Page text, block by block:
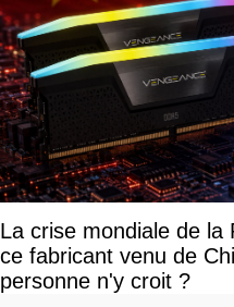
La crise mondiale de la
ce fabricant venu de
personne n'y croit ?